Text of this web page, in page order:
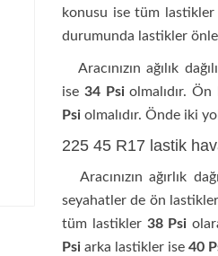
konusu ise tüm
durumunda lastikler
Aracınızın ağılık
ise 34 Psiolmalıdır. Ön
Psi olmalıdır. Önde iki
225 45 R17 lastik
Aracınızın ağırlık
seyahatler de ön lastikler
tüm lastikler 38 Psi
Psi arka lastikler ise 40